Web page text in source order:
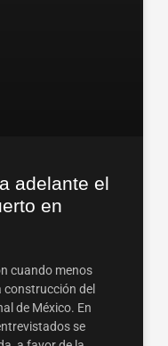
adelante el
en
cuando menos
del
de México. En
se